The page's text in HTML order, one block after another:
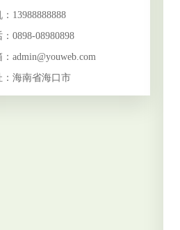
13988888888
：0898-08980898
：admin@youweb.com
：海南省海口市